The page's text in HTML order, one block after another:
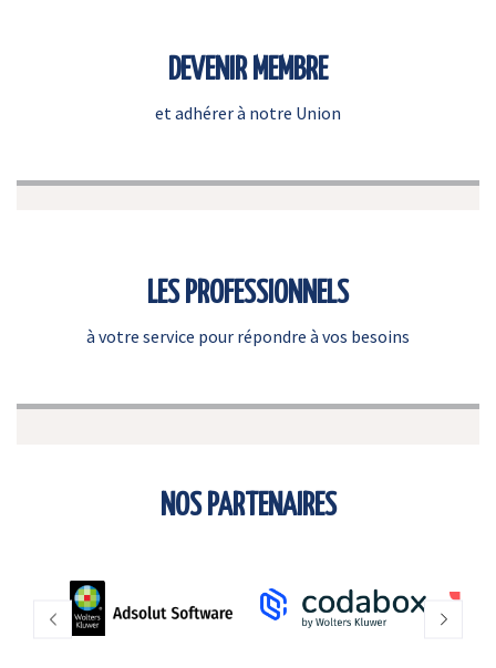
DEVENIR MEMBRE
et adhérer à notre Union
LES PROFESSIONNELS
à votre service pour répondre à vos besoins
NOS PARTENAIRES